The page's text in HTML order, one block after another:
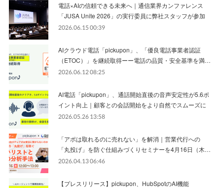
電話×AIの信頼できる未来へ｜通信業界カンファレンス
「JUSA Unite 2026」の実行委員に弊社スタッフが参加
2026.06.15 00:39
AIクラウド電話「pickupon」、「優良電話事業者認証
（ETOC）」を継続取得ーー電話の品質・安全基準を満…
2026.06.12 08:25
AI電話「pickupon」、通話開始直後の音声安定性が5.6ポ
イント向上｜顧客との会話開始をより自然でスムーズに
2026.05.26 13:58
「アポは取れるのに売れない」を解消｜営業代行への
「丸投げ」を防ぐ仕組みづくりセミナーを4月16日（木…
2026.04.13 06:46
【プレスリリース】pickupon、HubSpotのAI機能